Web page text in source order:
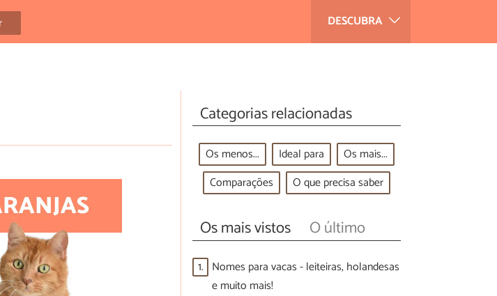
DESCUBRA
Categorias relacionadas
Os menos... Ideal para
Os mais...
Comparações
O que precisa saber
Os mais vistos O último
1. Nomes para vacas - leiteiras, holandesas
e muito mais!